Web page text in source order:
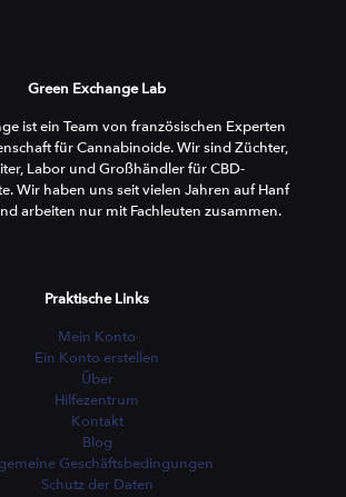
Green Exchange Lab
ist ein Team von französischen Experten
für Cannabinoide. Wir sind Züchter,
Labor und Großhändler für CBD-
Wir haben uns seit vielen Jahren auf Hanf
arbeiten nur mit Fachleuten zusammen.
Praktische Links
Mein Konto
Ein Konto erstellen
Über
Hilfezentrum
Kontakt
Blog
Geschäftsbedingungen
Schutz der Daten